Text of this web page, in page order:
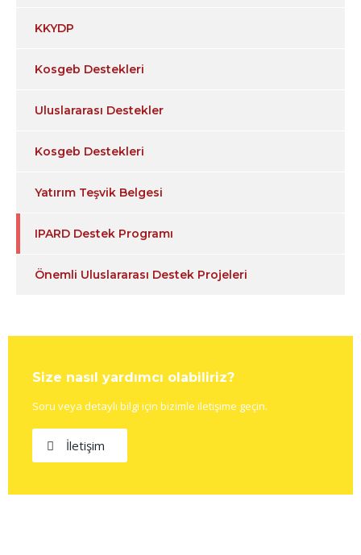
KKYDP
Kosgeb Destekleri
Uluslararası Destekler
Kosgeb Destekleri
Yatırım Teşvik Belgesi
IPARD Destek Programı
Önemli Uluslararası Destek Projeleri
Size nasıl yardımcı olabiliriz?
Soru veya detaylı bilgi için bizimle iletişime geçin.
İletişim